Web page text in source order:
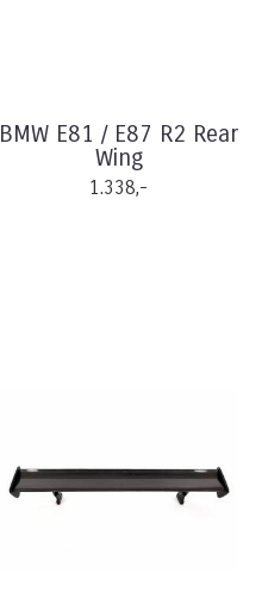
BMW E81 / E87 R2 Rear
Wing
1.338,-